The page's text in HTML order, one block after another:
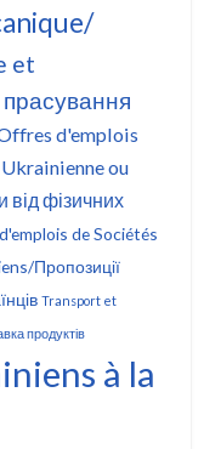
et
d'emplois
ou
від фізичних
de Sociétés
Пропозиції
Transport et
продуктів
à la